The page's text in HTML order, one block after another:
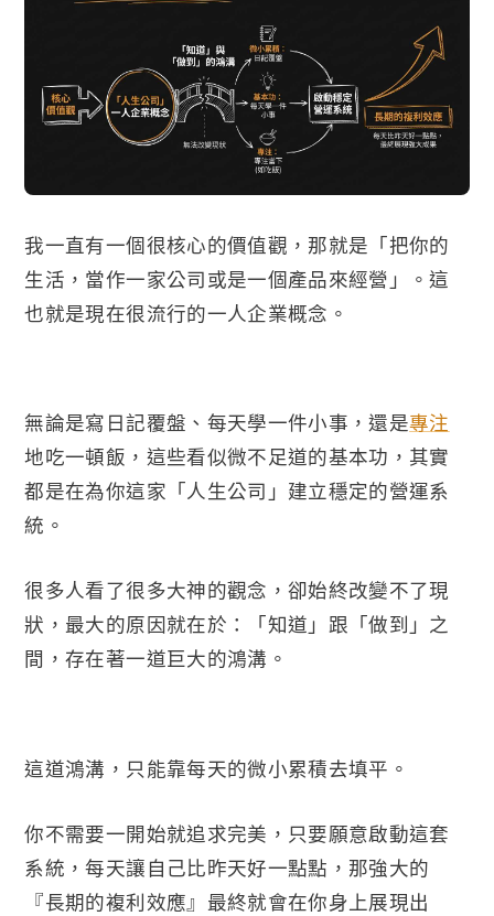
我一直有一個很核心的價值觀，那就是「把你的
生活，當作一家公司或是一個產品來經營」。這
也就是現在很流行的一人企業概念。
無論是寫日記覆盤、每天學一件小事，還是專注
地吃一頓飯，這些看似微不足道的基本功，其實
都是在為你這家「人生公司」建立穩定的營運系
統。
很多人看了很多大神的觀念，卻始終改變不了現
狀，最大的原因就在於：「知道」跟「做到」之
間，存在著一道巨大的鴻溝。
這道鴻溝，只能靠每天的微小累積去填平。
你不需要一開始就追求完美，只要願意啟動這套
系統，每天讓自己比昨天好一點點，那強大的
『長期的複利效應』最終就會在你身上展現出